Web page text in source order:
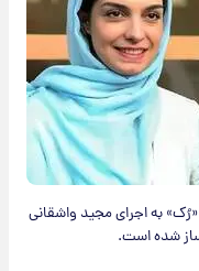
به اجرای مجید واشقانی
شده است.